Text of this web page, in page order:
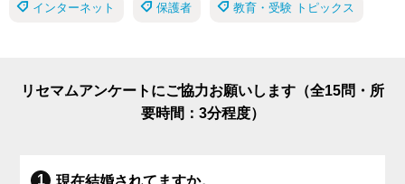
インターネット 保護者 教育・受験 トピックス
リセマムアンケートにご協力お願いします（全15問・所
要時間：3分程度）
現在結婚されてますか。